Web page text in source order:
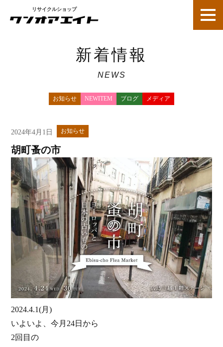
リサイクルショップ
新着情報
NEWS
お知らせ NEWITEM ブログ メディア
2024年4月1日 お知らせ
胡町蚤の市
2024.4.1(月)
いよいよ、今月24日から
2回目の